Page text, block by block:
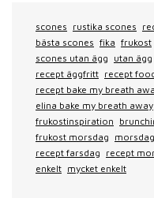
scones rustika scones
bästa scones fika frukost
scones utan ägg utan ägg
recept äggfritt recept
recept bake my breath
elina bake my breath away
frukostinspiration
frukost morsdag
recept farsdag recept
enkelt mycket enkelt